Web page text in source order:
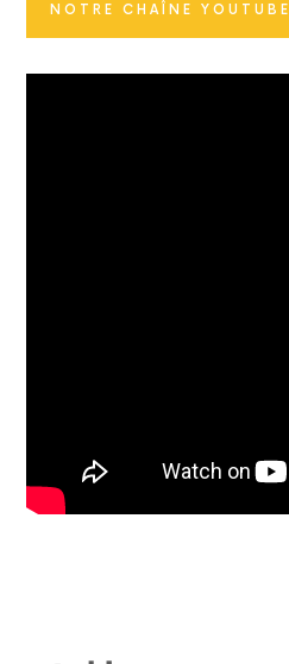
NOTRE CHAÎNE YOUTUBE